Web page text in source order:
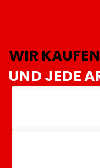
WIR
UND JEDE